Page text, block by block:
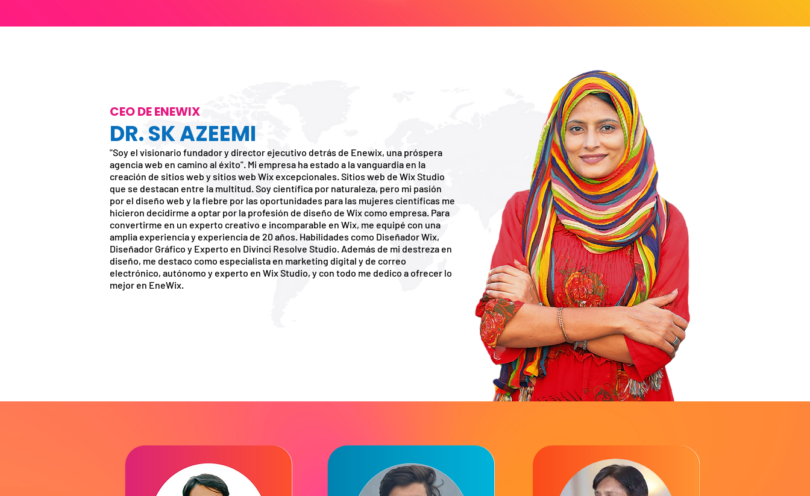
CEO DE ENEWIX
DR. SK AZEEMI
"Soy el visionario fundador y director ejecutivo detrás de Enewix, una próspera
agencia web en camino al éxito". Mi empresa ha estado a la vanguardia en la
creación de sitios web y sitios web Wix excepcionales. Sitios web de Wix Studio
que se destacan entre la multitud. Soy científica por naturaleza, pero mi pasión
por el diseño web y la fiebre por las oportunidades para las mujeres científicas me
hicieron decidirme a optar por la profesión de diseño de Wix como empresa. Para
convertirme en un experto creativo e incomparable en Wix, me equipé con una
amplia experiencia y experiencia de 20 años. Habilidades como Diseñador Wix,
Diseñador Gráfico y Experto en Divinci Resolve Studio. Además de mi destreza en
diseño, me destaco como especialista en marketing digital y de correo
electrónico, autónomo y experto en Wix Studio, y con todo me dedico a ofrecer lo
mejor en EneWix.